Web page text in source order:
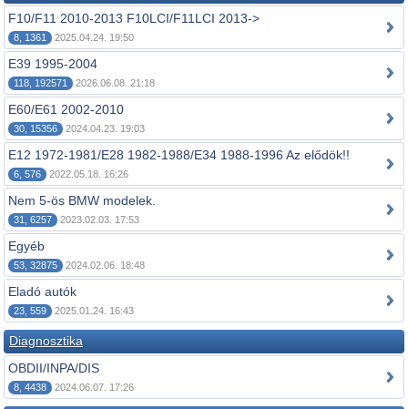
F10/F11 2010-2013 F10LCI/F11LCI 2013->
8, 1361 2025.04.24. 19:50
E39 1995-2004
118, 192571 2026.06.08. 21:18
E60/E61 2002-2010
30, 15356 2024.04.23. 19:03
E12 1972-1981/E28 1982-1988/E34 1988-1996 Az elődök!!
6, 576 2022.05.18. 16:26
Nem 5-ös BMW modelek.
31, 6257 2023.02.03. 17:53
Egyéb
53, 32875 2024.02.06. 18:48
Eladó autók
23, 559 2025.01.24. 16:43
Diagnosztika
OBDII/INPA/DIS
8, 4438 2024.06.07. 17:26